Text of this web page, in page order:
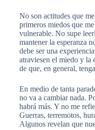
No son actitudes que
primeros miedos que
vulnerable. No supe
mantener la esperanza
debe ser una
atraviesen el miedo y la
de que, en general,
En medio de tanta
no va a cambiar nada.
habrá más. Y no me
Guerras, terremotos,
Algunos revelan que